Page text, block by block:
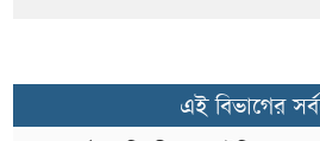
এই বিভাগের